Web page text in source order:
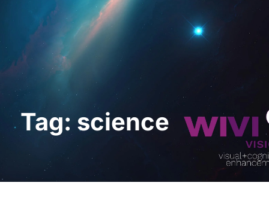
Demo anfordern
Tag: science